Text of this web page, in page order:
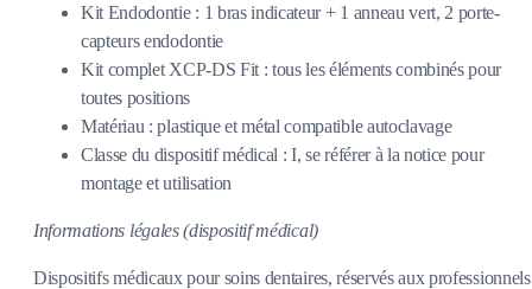
Kit Endodontie : 1 bras indicateur + 1 anneau vert, 2 porte-
capteurs endodontie
Kit complet XCP-DS Fit : tous les éléments combinés pour
toutes positions
Matériau : plastique et métal compatible autoclavage
Classe du dispositif médical : I, se référer à la notice pour
montage et utilisation
Informations légales (dispositif médical)
Dispositifs médicaux pour soins dentaires, réservés aux professionnels